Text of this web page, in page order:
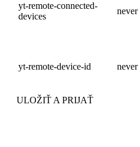
yt-remote-connected-
devices
never
yt-remote-device-id never
ULOŽIŤ A PRIJAŤ